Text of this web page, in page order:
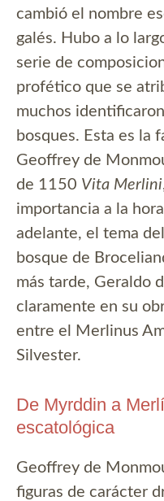
cambió el nombre
galés. Hubo a lo
serie de
profético que se
muchos
bosques. Esta es la
Geoffrey de
de 1150 Vita Merlini
importancia a la
adelante, el tema
bosque de
más tarde, Geraldo
claramente en su
entre el Merlinus
Silvester.
De Myrddin a
escatológica
Geoffrey de
figuras de carácter